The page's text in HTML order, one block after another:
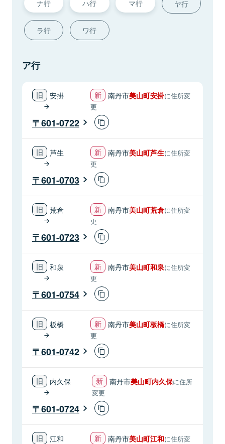
ナ行 ハ行 マ行 ヤ行
ラ行 ワ行
ア行
安掛 南丹市美山町安掛に住所変
更
601-0722
芦生 南丹市美山町芦生に住所変
更
601-0703
荒倉 南丹市美山町荒倉に住所変
更
601-0723
和泉 南丹市美山町和泉に住所変
更
601-0754
板橋 南丹市美山町板橋に住所変
更
601-0742
内久保 南丹市美山町内久保に住所
変更
601-0724
江和 南丹市美山町江和に住所変